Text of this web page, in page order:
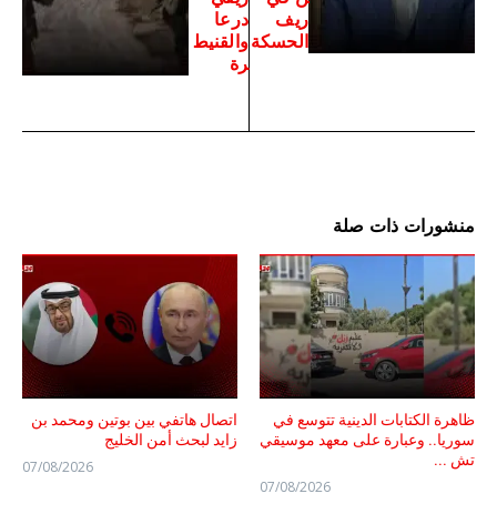
ريف
الحسكة
درعا
والقنيط
رة
منشورات ذات صلة
ظاهرة الكتابات الدينية تتوسع في
سوريا.. وعبارة على معهد موسيقي
تش ...
07/08/2026
اتصال هاتفي بين بوتين ومحمد بن
زايد لبحث أمن الخليج
07/08/2026